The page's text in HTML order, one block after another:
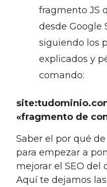
fragmento JS
desde Google
siguiendo los
explicados y
comando:
«fragmento de
Saber el por qué
para empezar a
mejorar el SEO del
Aquí te dejamos